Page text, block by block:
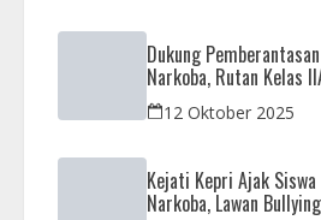
Dukung
Narkoba, Rutan Kelas
Bersama Aparat
12 Oktober 2025
Kejati Kepri Ajak
Narkoba, Lawan